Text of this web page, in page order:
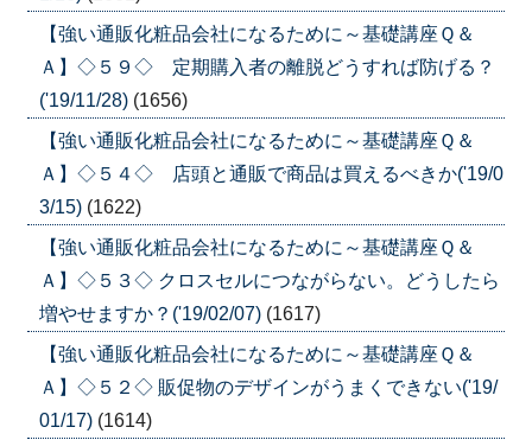
【強い通販化粧品会社になるために～基礎講座Ｑ＆
Ａ】◇５９◇ 定期購入者の離脱どうすれば防げる？
('19/11/28) (1656)
【強い通販化粧品会社になるために～基礎講座Ｑ＆
Ａ】◇５４◇ 店頭と通販で商品は買えるべきか('19/0
3/15) (1622)
【強い通販化粧品会社になるために～基礎講座Ｑ＆
Ａ】◇５３◇ クロスセルにつながらない。どうしたら
増やせますか？('19/02/07) (1617)
【強い通販化粧品会社になるために～基礎講座Ｑ＆
Ａ】◇５２◇ 販促物のデザインがうまくできない('19/
01/17) (1614)